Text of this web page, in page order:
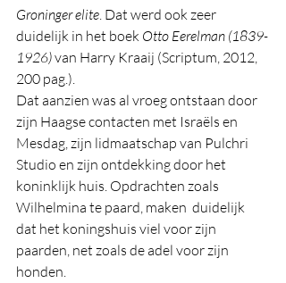
Groninger elite. Dat werd ook zeer
duidelijk in het boek Otto Eerelman (1839-
1926) van Harry Kraaij (Scriptum, 2012,
200 pag.).
Dat aanzien was al vroeg ontstaan door
zijn Haagse contacten met Israëls en
Mesdag, zijn lidmaatschap van Pulchri
Studio en zijn ontdekking door het
koninklijk huis. Opdrachten zoals
Wilhelmina te paard, maken  duidelijk
dat het koningshuis viel voor zijn
paarden, net zoals de adel voor zijn
honden.